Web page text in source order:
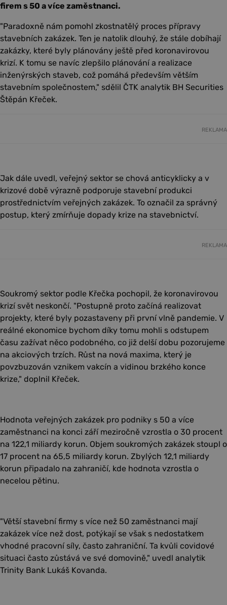
firem s 50 a více zaměstnanci.
"Paradoxně nám pomohl zkostnatělý proces přípravy
stavebních zakázek. Ten je natolik dlouhý, že stále dobíhají
zakázky, které byly plánovány ještě před koronavirovou
krizí. K tomu se navíc zlepšilo plánování a realizace
inženýrských staveb, což pomáhá především větším
stavebním společnostem," sdělil ČTK analytik BH Securities
Štěpán Křeček.
REKLAMA
Jak dále uvedl, veřejný sektor se chová anticyklicky a v
krizové době výrazně podporuje stavební produkci
prostřednictvím veřejných zakázek. To označil za správný
postup, který zmírňuje dopady krize na stavebnictví.
REKLAMA
Soukromý sektor podle Křečka pochopil, že koronavirovou
krizí svět neskončí. "Postupně proto začíná realizovat
projekty, které byly pozastaveny při první vlně pandemie. V
reálné ekonomice bychom díky tomu mohli s odstupem
času zažívat něco podobného, co již delší dobu pozorujeme
na akciových trzích. Růst na nová maxima, který je
povzbuzován vznikem vakcín a vidinou brzkého konce
krize," doplnil Křeček.
Hodnota veřejných zakázek pro podniky s 50 a více
zaměstnanci na konci září meziročně vzrostla o 30 procent
na 122,1 miliardy korun. Objem soukromých zakázek stoupl o
17 procent na 65,5 miliardy korun. Zbylých 12,1 miliardy
korun připadalo na zahraničí, kde hodnota vzrostla o
necelou pětinu.
"Větší stavební firmy s více než 50 zaměstnanci mají
zakázek více než dost, potýkají se však s nedostatkem
vhodné pracovní síly, často zahraniční. Ta kvůli covidové
situaci často zůstává ve své domovině," uvedl analytik
Trinity Bank Lukáš Kovanda.